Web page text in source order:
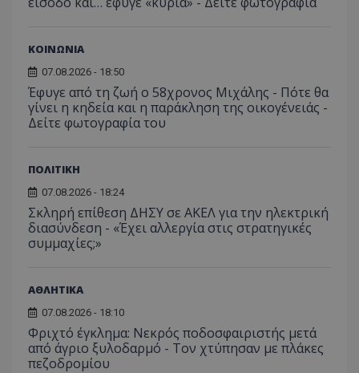
ΚΟΙΝΩΝΙΑ
07.08.2026 - 18:50
Έφυγε από τη ζωή ο 58χρονος Μιχάλης - Πότε θα
γίνει η κηδεία και η παράκληση της οικογένειάς -
Δείτε φωτογραφία του
ΠΟΛΙΤΙΚΗ
07.08.2026 - 18:24
Σκληρή επίθεση ΔΗΣΥ σε ΑΚΕΛ για την ηλεκτρική
διασύνδεση - «Έχει αλλεργία στις στρατηγικές
συμμαχίες;»
ΑΘΛΗΤΙΚΑ
07.08.2026 - 18:10
Φριχτό έγκλημα: Νεκρός ποδοσφαιριστής μετά
από άγριο ξυλοδαρμό - Τον χτύπησαν με πλάκες
πεζοδρομίου